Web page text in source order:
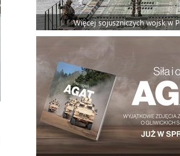
Więcej sojuszniczych wojsk w